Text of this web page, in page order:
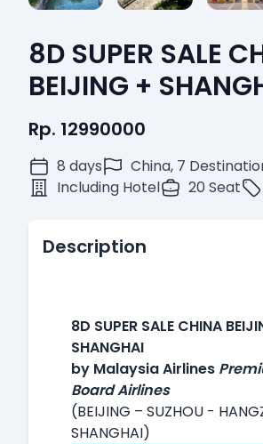
8D SUPER SALE
BEIJING +
Rp. 12990000
8 days
China, 7
Including Hotel
20 Seat
Description
8D SUPER SALE CHINA
SHANGHAI
by Malaysia Airlines
Board Airlines
(BEIJING – SUZHOU -
SHANGHAI)